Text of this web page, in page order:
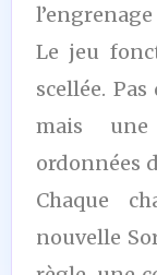
l’engrenage
Le jeu
scellée.
mais
ordonnées
Chaque
nouvelle